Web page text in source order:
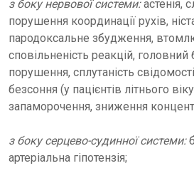
з боку нервової системи:астенія,
порушення координації рухів,
пародоксальне збудження,
сповільненість реакцій, головний
порушення, сплутаність
безсоння (у пацієнтів літнього
запаморочення, зниження
з боку серцево-судинної системи:
артеріальна гіпотензія;